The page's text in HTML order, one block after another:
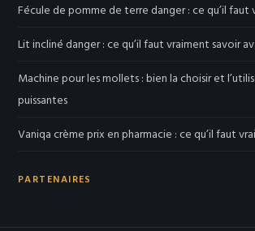
Fécule de pomme de terre danger : ce qu’il faut
Lit incliné danger : ce qu’il faut vraiment savoir
Machine pour les mollets : bien la choisir et
puissantes
Vaniqa crème prix en pharmacie : ce qu’il faut
PARTENAIRES